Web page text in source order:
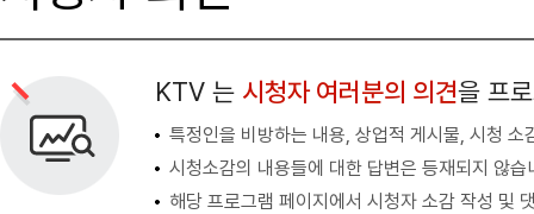
KTV 는 시청자 여러분의 의견을 프
특정인을 비방하는 내용, 상업적 게시물, 시청
시청소감의 내용들에 대한 답변은 등재되지 않습
해당 프로그램 페이지에서 시청자 소감 작성 및